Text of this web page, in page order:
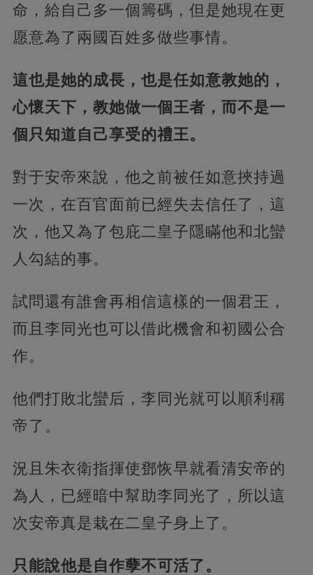
命，給自己多一個籌碼，但是她現在更
愿意為了兩國百姓多做些事情。
這也是她的成長，也是任如意教她的，
心懷天下，教她做一個王者，而不是一
個只知道自己享受的禮王。
對于安帝來說，他之前被任如意挾持過
一次，在百官面前已經失去信任了，這
次，他又為了包庇二皇子隱瞞他和北蠻
人勾結的事。
試問還有誰會再相信這樣的一個君王，
而且李同光也可以借此機會和初國公合
作。
他們打敗北蠻后，李同光就可以順利稱
帝了。
況且朱衣衛指揮使鄧恢早就看清安帝的
為人，已經暗中幫助李同光了，所以這
次安帝真是栽在二皇子身上了。
只能說他是自作孽不可活了。